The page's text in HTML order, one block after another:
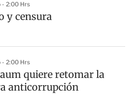
- 2:00 Hrs
y censura
- 2:00 Hrs
quiere retomar la
anticorrupción